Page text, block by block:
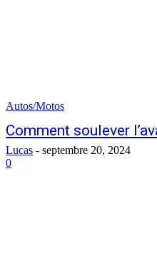
Autos/Motos
Comment soulever
Lucas - septembre 20, 2024
0